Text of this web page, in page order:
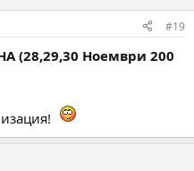
#19
(28,29,30 Ноември 200